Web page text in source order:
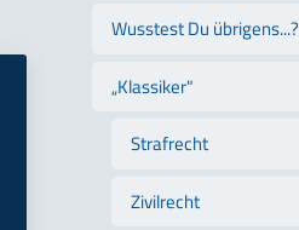
Wusstest Du übrigens...?
„Klassiker"
Strafrecht
Zivilrecht